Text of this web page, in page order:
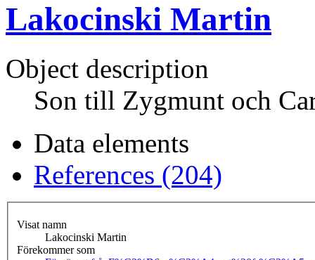
Lakocinski Martin
Object description
Son till Zygmunt och
Data elements
References (204)
Visat namn
Lakocinski Martin
Förekommer som